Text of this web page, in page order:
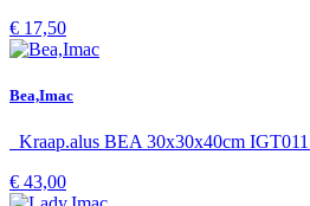
€ 17,50
Bea,Imac
Kraap.alus BEA 30x30x40cm IGT011
€ 43,00